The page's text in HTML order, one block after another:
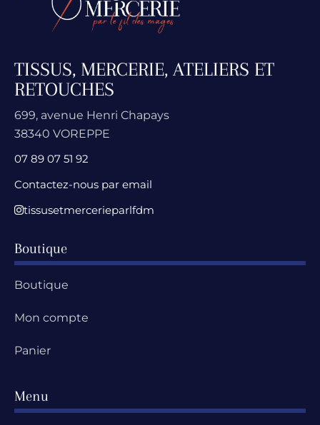
TISSUS, MERCERIE, ATELIERS ET
RETOUCHES
699, avenue Henri Chapays
38340 VOREPPE
07 89 07 51 92
Contactez-nous par email
tissusetmercerieparlfdm
Boutique
Boutique
Mon compte
Panier
Menu